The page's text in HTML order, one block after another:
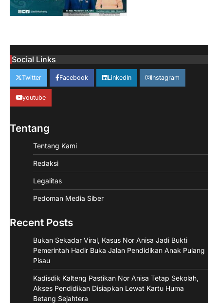
Social Links
Twitter Facebook LinkedIn Instagram
youtube
Tentang
Tentang Kami
Redaksi
Legalitas
Pedoman Media Siber
Recent Posts
Bukan Sekadar Viral, Kasus Nor Anisa Jadi Bukti
Pemerintah Hadir Buka Jalan Pendidikan Anak Pulang
Pisau
Kadisdik Kalteng Pastikan Nor Anisa Tetap Sekolah,
Akses Pendidikan Disiapkan Lewat Kartu Huma
Betang Sejahtera